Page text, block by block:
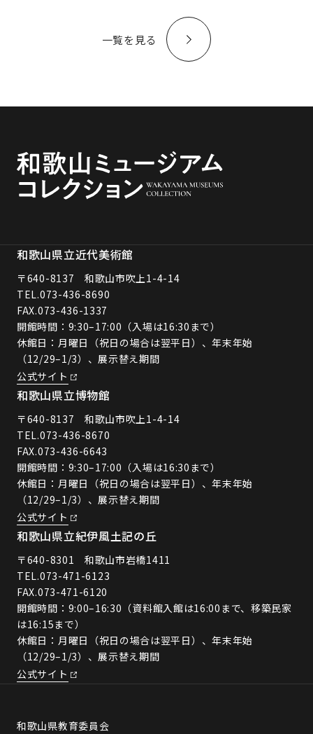
一覧を見る
和歌山県立近代美術館
〒640-8137 和歌山市吹上1-4-14
TEL.073-436-8690
FAX.073-436-1337
開館時間：9:30–17:00（入場は16:30まで）
休館日：月曜日（祝日の場合は翌平日）、年末年始
（12/29–1/3）、展示替え期間
公式サイト
和歌山県立博物館
〒640-8137 和歌山市吹上1-4-14
TEL.073-436-8670
FAX.073-436-6643
開館時間：9:30–17:00（入場は16:30まで）
休館日：月曜日（祝日の場合は翌平日）、年末年始
（12/29–1/3）、展示替え期間
公式サイト
和歌山県立紀伊風土記の丘
〒640-8301 和歌山市岩橋1411
TEL.073-471-6123
FAX.073-471-6120
開館時間：9:00–16:30（資料館入館は16:00まで、移築民家
は16:15まで）
休館日：月曜日（祝日の場合は翌平日）、年末年始
（12/29–1/3）、展示替え期間
公式サイト
和歌山県教育委員会